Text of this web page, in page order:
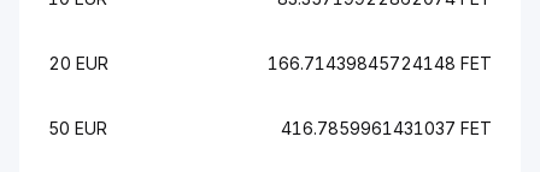
20 EUR 166.71439845724148 FET
50 EUR 416.7859961431037 FET